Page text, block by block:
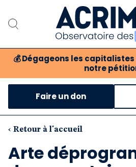
💰 Dégageons les capitalistes
notre
Notre
Notre critique
Nos
Notre
Faire un don
‹ Retour à l'accueil
Arte